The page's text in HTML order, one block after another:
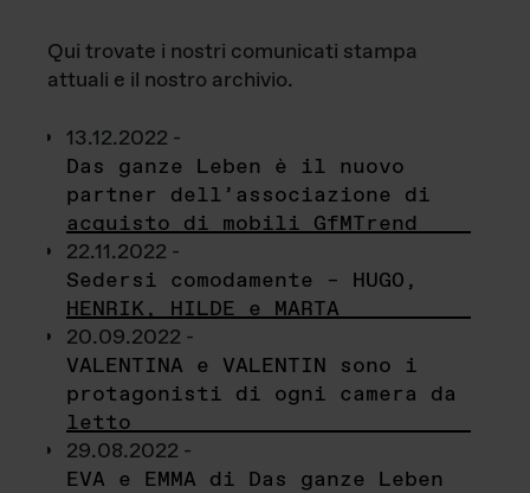
Qui trovate i nostri comunicati stampa
attuali e il nostro archivio.
13.12.2022 -
Das ganze Leben è il nuovo
partner dell’associazione di
acquisto di mobili GfMTrend
22.11.2022 -
Sedersi comodamente – HUGO,
HENRIK, HILDE e MARTA
20.09.2022 -
VALENTINA e VALENTIN sono i
protagonisti di ogni camera da
letto
29.08.2022 -
EVA e EMMA di Das ganze Leben